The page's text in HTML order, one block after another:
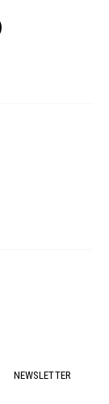
NEWSLETTER